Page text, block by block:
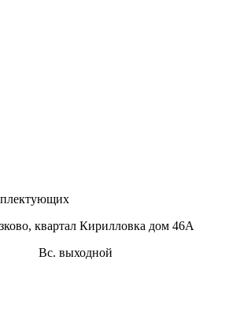
квартал Кирилловка дом 46А
Вс. выходной